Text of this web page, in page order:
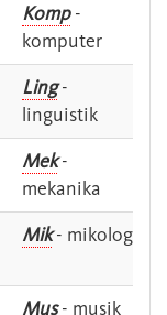
Komp-
komputer
Ling-
linguistik
Mek-
mekanika
Mik- mikologi
Mus- musik